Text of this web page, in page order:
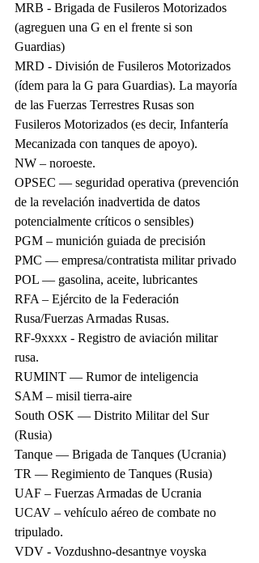
MRB - Brigada de Fusileros Motorizados
(agreguen una G en el frente si son
Guardias)
MRD - División de Fusileros Motorizados
(ídem para la G para Guardias). La mayoría
de las Fuerzas Terrestres Rusas son
Fusileros Motorizados (es decir, Infantería
Mecanizada con tanques de apoyo).
NW – noroeste.
OPSEC — seguridad operativa (prevención
de la revelación inadvertida de datos
potencialmente críticos o sensibles)
PGM – munición guiada de precisión
PMC — empresa/contratista militar privado
POL — gasolina, aceite, lubricantes
RFA – Ejército de la Federación
Rusa/Fuerzas Armadas Rusas.
RF-9xxxx - Registro de aviación militar
rusa.
RUMINT — Rumor de inteligencia
SAM – misil tierra-aire
South OSK — Distrito Militar del Sur
(Rusia)
Tanque — Brigada de Tanques (Ucrania)
TR — Regimiento de Tanques (Rusia)
UAF – Fuerzas Armadas de Ucrania
UCAV – vehículo aéreo de combate no
tripulado.
VDV - Vozdushno-desantnye voyska